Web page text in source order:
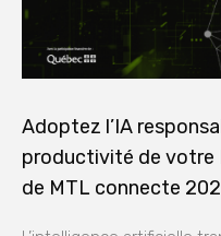
Adoptez l’IA
productivité de votre
de MTL connecte